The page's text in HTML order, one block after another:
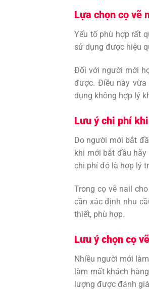
Lựa chọn cọ vẽ
Yếu tố phù hợp rất
sử dụng được hiệu
Đối với người mới
được. Điều này vừa
dụng không hợp lý
Lưu ý chi phí
Do người mới bắt
khi mới bắt đầu hãy
chi phí đó là hợp lý
Trong cọ vẽ nail
cần xác định nhu
thiết, phù hợp.
Lưu ý chọn cọ
Nhiều người mới
làm mất khách
lượng được đánh